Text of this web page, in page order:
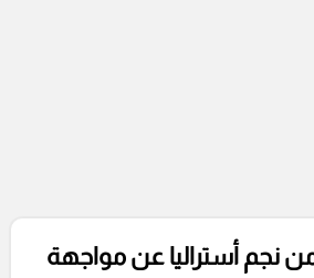
نجم أستراليا عن مواجهة